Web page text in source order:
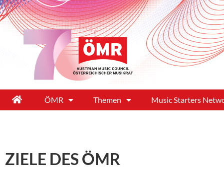
ÖMR Themen Music Starters
ZIELE DES ÖMR